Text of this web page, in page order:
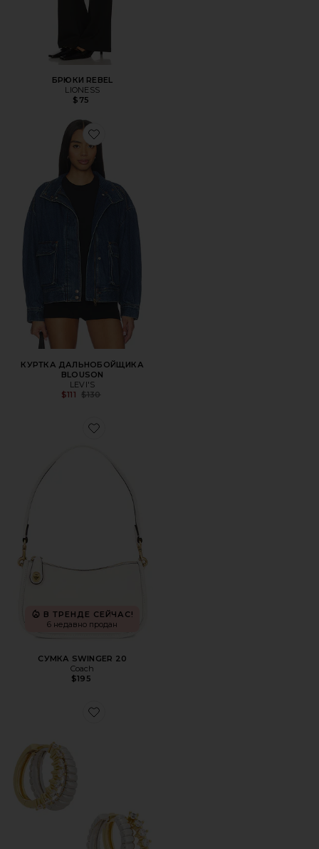
БРЮКИ REBEL
LIONESS
$75
Favorite КУРТКА ДАЛЬНОБОЙЩИКА BLOUSON
КУРТКА ДАЛЬНОБОЙЩИКА
BLOUSON
LEVI'S
$111 Previous price:
$130
Favorite СУМКА SWINGER 20
В ТРЕНДЕ СЕЙЧАС!
6 недавно продан
СУМКА SWINGER 20
Coach
$195
Favorite СЕРЬГИ ЖЕНСКИЕ SIERRA